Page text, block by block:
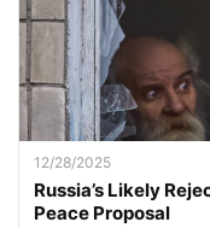
12/28/2025
Russia’s Likely
Peace Proposal